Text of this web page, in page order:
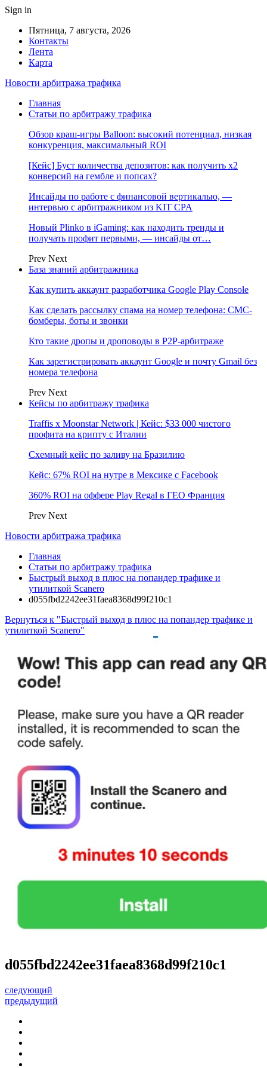
Sign in
Пятница, 7 августа, 2026
Контакты
Лента
Карта
Новости арбитража трафика
Главная
Статьи по арбитражу трафика
Обзор краш-игры Balloon: высокий потенциал, низкая
конкуренция, максимальный ROI
[Кейс] Буст количества депозитов: как получить х2
конверсий на гембле и попсах?
Инсайды по работе с финансовой вертикалью, —
интервью с арбитражником из KIT CPA
Новый Plinko в iGaming: как находить тренды и
получать профит первыми, — инсайды от…
Prev Next
База знаний арбитражника
Как купить аккаунт разработчика Google Play Console
Как сделать рассылку спама на номер телефона: СМС-
бомберы, боты и звонки
Кто такие дропы и дроповоды в P2P-арбитраже
Как зарегистрировать аккаунт Google и почту Gmail без
номера телефона
Prev Next
Кейсы по арбитражу трафика
Traffis x Moonstar Network | Кейс: $33 000 чистого
профита на крипту с Италии
Схемный кейс по заливу на Бразилию
Кейс: 67% ROI на нутре в Мексике с Facebook
360% ROI на оффере Play Regal в ГЕО Франция
Prev Next
Новости арбитража трафика
Главная
Статьи по арбитражу трафика
Быстрый выход в плюс на попандер трафике и
утилиткой Scanero
d055fbd2242ee31faea8368d99f210c1
Вернуться к "Быстрый выход в плюс на попандер трафике и
утилиткой Scanero"
d055fbd2242ee31faea8368d99f210c1
следующий
предыдущий